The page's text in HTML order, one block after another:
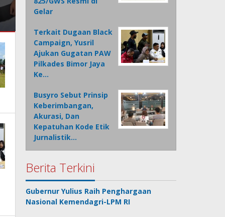
Gelar
Terkait Dugaan Black
Campaign, Yusril
Ajukan Gugatan PAW
Pilkades Bimor Jaya
Ke…
Busyro Sebut Prinsip
Keberimbangan,
Akurasi, Dan
Kepatuhan Kode Etik
Jurnalistik…
Berita Terkini
Gubernur Yulius Raih Penghargaan
Nasional Kemendagri-LPM RI